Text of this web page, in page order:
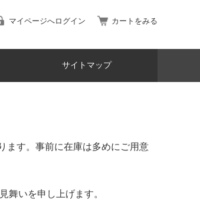
マイページへログイン カートをみる
サイトマップ
ます。事前に在庫は多めにご用意
舞いを申し上げます。